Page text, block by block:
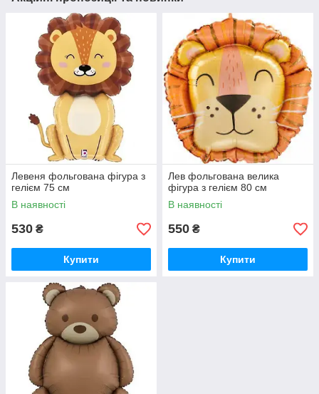
Левеня фольгована фігура з
гелієм 75 см
В наявності
530 ₴
Купити
Лев фольгована велика
фігура з гелієм 80 см
В наявності
550 ₴
Купити